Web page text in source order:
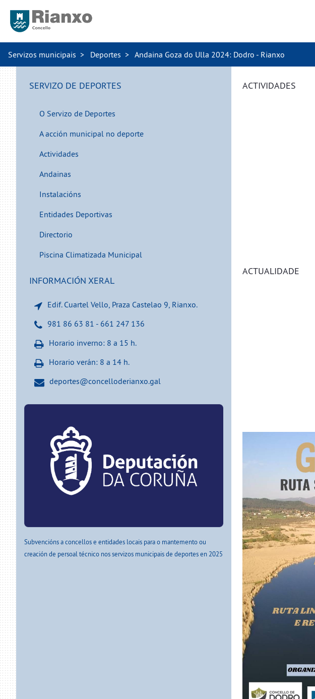
Servizos municipais Deportes Andaina Goza do Ulla 2024: Dodro - Rianxo
SERVIZO DE DEPORTES
O Servizo de Deportes
A acción municipal no deporte
Actividades
Andainas
Instalacións
Entidades Deportivas
Directorio
Piscina Climatizada Municipal
INFORMACIÓN XERAL
Edif. Cuartel Vello, Praza Castelao 9, Rianxo.
981 86 63 81 - 661 247 136
Horario inverno: 8 a 15 h.
Horario verán: 8 a 14 h.
deportes@concelloderianxo.gal
Subvencións a concellos e entidades locais para o mantemento ou
creación de persoal técnico nos servizos municipais de deportes en 2025
ACTIVIDADES
ACTUALIDADE